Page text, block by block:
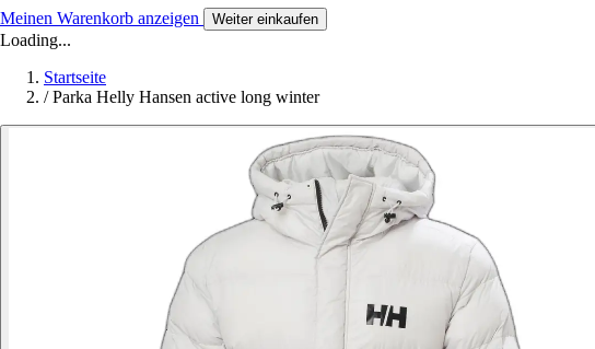
Meinen Warenkorb anzeigen Weiter einkaufen
Loading...
Startseite
/ Parka Helly Hansen active long winter